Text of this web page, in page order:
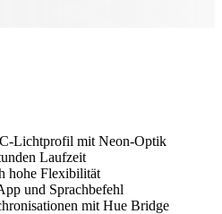
Lichtprofil mit Neon-Optik
Laufzeit
hohe Flexibilität
und Sprachbefehl
mit Hue Bridge